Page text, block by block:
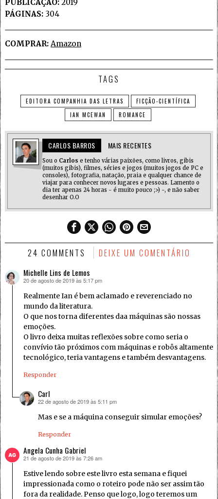
PUBLICAÇAO: 2019
PÁGINAS: 304
COMPRAR: Amazon
TAGS
EDITORA COMPANHIA DAS LETRAS
FICÇÃO-CIENTÍFICA
IAN MCEWAN
ROMANCE
CARLOS BARROS MAIS RECENTES
Sou o Carlos e tenho várias paixões, como livros, gibis
(muitos gibis), filmes, séries e jogos (muitos jogos de PC e
consoles), fotografia, natação, praia e qualquer chance de
viajar para conhecer novos lugares e pessoas. Lamento o
dia ter apenas 24 horas - é muito pouco ;>) -, e não saber
desenhar O.O
24 COMMENTS DEIXE UM COMENTÁRIO
Michelle Lins de Lemos
disse:
20 de agosto de 2019 às 5:17 pm
Realmente Ian é bem aclamado e reverenciado no
mundo da literatura.
O que nos torna diferentes daa máquinas são nossas
emoções.
O livro deixa muitas reflexões sobre como seria o
convívio tão próximos com máquinas e robôs altamente
tecnológico, teria vantagens e também desvantagens.
Responder
Carl
disse:
22 de agosto de 2019 às 5:11 pm
Mas e se a máquina conseguir simular emoções?
Responder
Angela Cunha Gabriel
disse:
21 de agosto de 2019 às 7:26 am
Estive lendo sobre este livro esta semana e fiquei
impressionada como o roteiro pode não ser assim tão
fora da realidade. Penso que logo, logo teremos um